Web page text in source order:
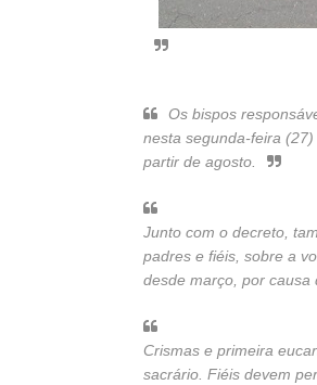
Os bispos
nesta segunda-feira
partir de agosto.
Junto com o decreto,
padres e fiéis, sobre a
desde março, por causa
Crismas e primeira
sacrário. Fiéis devem